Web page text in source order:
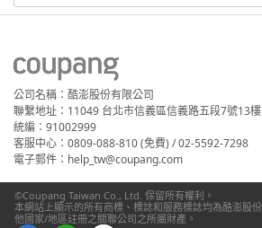
公司名稱：酷澎股份有限公司
聯繫地址：11049 台北市信義區信義路五段7號13
統編：91002999
客服中心：0809-088-810 (免費) / 02-5592-7298
電子郵件：help_tw@coupang.com
©Coupang Taiwan Co., Ltd. 保留所有權利。
本網站上顯示的所有商標、標誌和服務標誌均為酷澎股
他國家/地區註冊之關聯公司之所屬財產。